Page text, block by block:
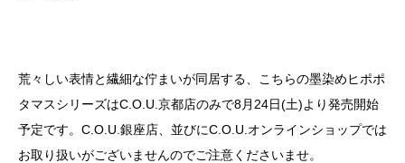
荒々しい表情と繊細な佇まいが同居する、こちらの墨染めヒポポ
タマスシリーズはC.O.U. 京都店のみで8月 24日(土)より発売開始
予定です。 C.O.U. 銀座店、並びにC.O.U. オンラインショップでは
お取り扱いがございませんのでご注意くださいませ。